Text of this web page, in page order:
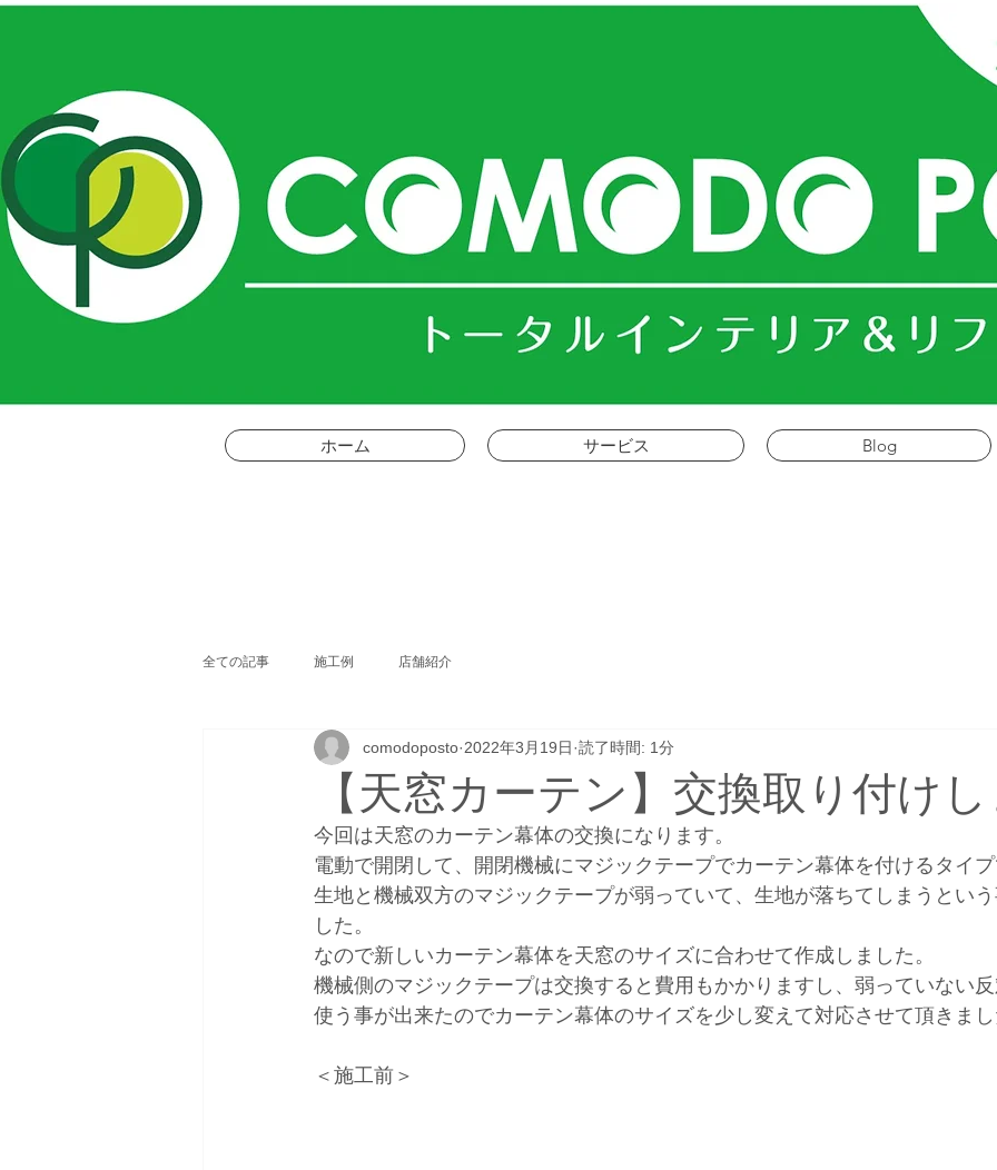
ＰＯ
ホーム サービス Blog
全ての記事 施工例 店舗紹介
【天窓カーテン】交換取り付け
comodoposto 2022年3月19日 読了時間: 1分
今回は天窓のカーテン幕体の交換になります。
電動で開閉して、開閉機械にマジックテープでカーテン幕体を付けるタイ
生地と機械双方のマジックテープが弱っていて、生地が落ちてしまうとい
した。
なので新しいカーテン幕体を天窓のサイズに合わせて作成しました。
機械側のマジックテープは交換すると費用もかかりますし、弱っていない
使う事が出来たのでカーテン幕体のサイズを少し変えて対応させて頂きま
＜施工前＞